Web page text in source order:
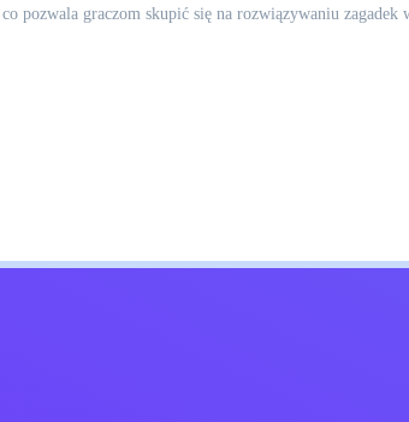
pozwala graczom skupić się na rozwiązywaniu zagadek